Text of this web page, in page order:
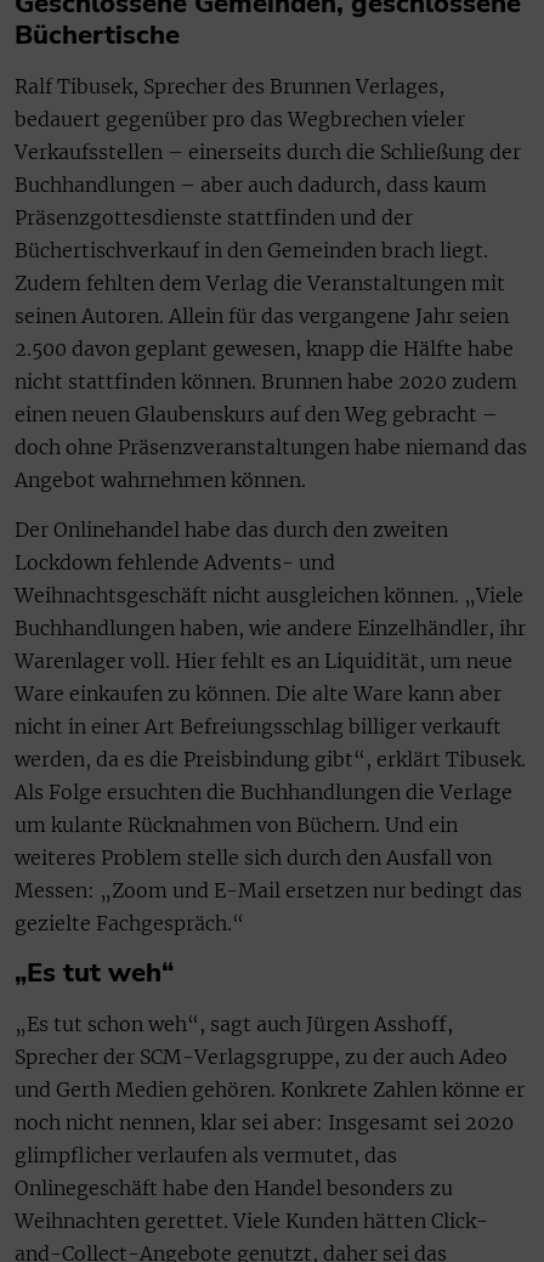
Büchertische
Ralf Tibusek, Sprecher des Brunnen Verlages,
bedauert gegenüber pro das Wegbrechen vieler
Verkaufsstellen – einerseits durch die Schließung der
Buchhandlungen – aber auch dadurch, dass kaum
Präsenzgottesdienste stattfinden und der
Büchertischverkauf in den Gemeinden brach liegt.
Zudem fehlten dem Verlag die Veranstaltungen mit
seinen Autoren. Allein für das vergangene Jahr seien
2.500 davon geplant gewesen, knapp die Hälfte habe
nicht stattfinden können. Brunnen habe 2020 zudem
einen neuen Glaubenskurs auf den Weg gebracht –
doch ohne Präsenzveranstaltungen habe niemand das
Angebot wahrnehmen können.
Der Onlinehandel habe das durch den zweiten
Lockdown fehlende Advents- und
Weihnachtsgeschäft nicht ausgleichen können. „Viele
Buchhandlungen haben, wie andere Einzelhändler, ihr
Warenlager voll. Hier fehlt es an Liquidität, um neue
Ware einkaufen zu können. Die alte Ware kann aber
nicht in einer Art Befreiungsschlag billiger verkauft
werden, da es die Preisbindung gibt“, erklärt Tibusek.
Als Folge ersuchten die Buchhandlungen die Verlage
um kulante Rücknahmen von Büchern. Und ein
weiteres Problem stelle sich durch den Ausfall von
Messen: „Zoom und E-Mail ersetzen nur bedingt das
gezielte Fachgespräch.“
„Es tut weh“
„Es tut schon weh“, sagt auch Jürgen Asshoff,
Sprecher der SCM-Verlagsgruppe, zu der auch Adeo
und Gerth Medien gehören. Konkrete Zahlen könne er
noch nicht nennen, klar sei aber: Insgesamt sei 2020
glimpflicher verlaufen als vermutet, das
Onlinegeschäft habe den Handel besonders zu
Weihnachten gerettet. Viele Kunden hätten Click-
and-Collect-Angebote genutzt, daher sei das